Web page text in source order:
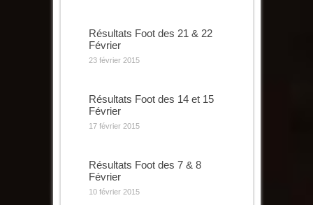
Résultats Foot des 21 & 22
Février
23 février 2015
Résultats Foot des 14 et 15
Février
17 février 2015
Résultats Foot des 7 & 8
Février
10 février 2015